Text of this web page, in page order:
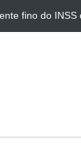
fino do